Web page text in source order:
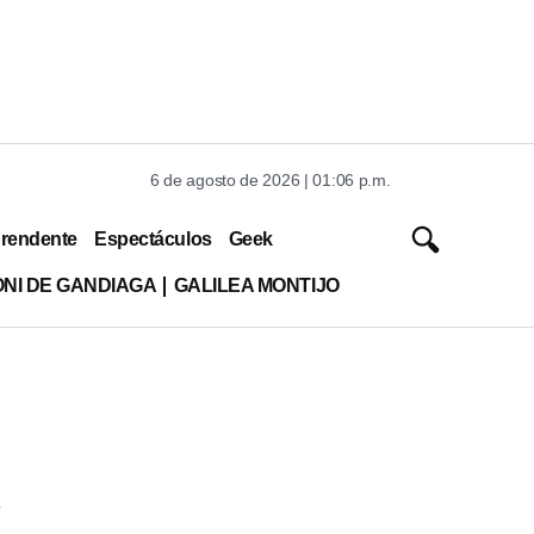
6 de agosto de 2026 | 01:06 p.m.
Espectáculos Geek
DE GANDIAGA GALILEA MONTIJO